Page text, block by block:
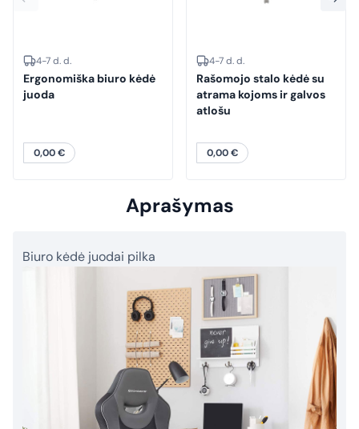
4-7 d. d.
Ergonomiška biuro kėdė
juoda
0,00€
4-7 d. d.
Rašomojo stalo kėdė su
atrama kojoms ir galvos
atlošu
0,00€
Aprašymas
Biuro kėdė juodai pilka